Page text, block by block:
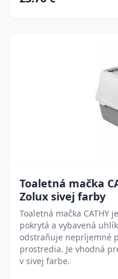
Toaletná mačka
Zolux sivej farby
Toaletná mačka CATHY
pokrytá a vybavená
odstraňuje nepríjemné
prostredia. Je vhodná
v sivej farbe.